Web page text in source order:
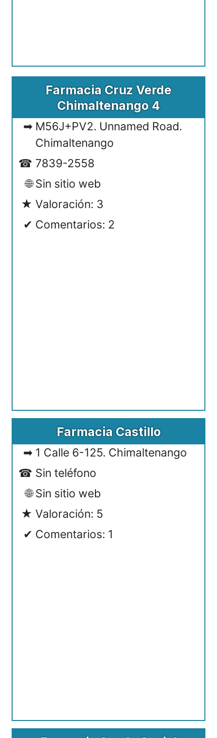
Farmacia Cruz Verde
Chimaltenango 4
M56J+PV2. Unnamed Road.
Chimaltenango
7839-2558
Sin sitio web
Valoración: 3
Comentarios: 2
Farmacia Castillo
1 Calle 6-125. Chimaltenango
Sin teléfono
Sin sitio web
Valoración: 5
Comentarios: 1